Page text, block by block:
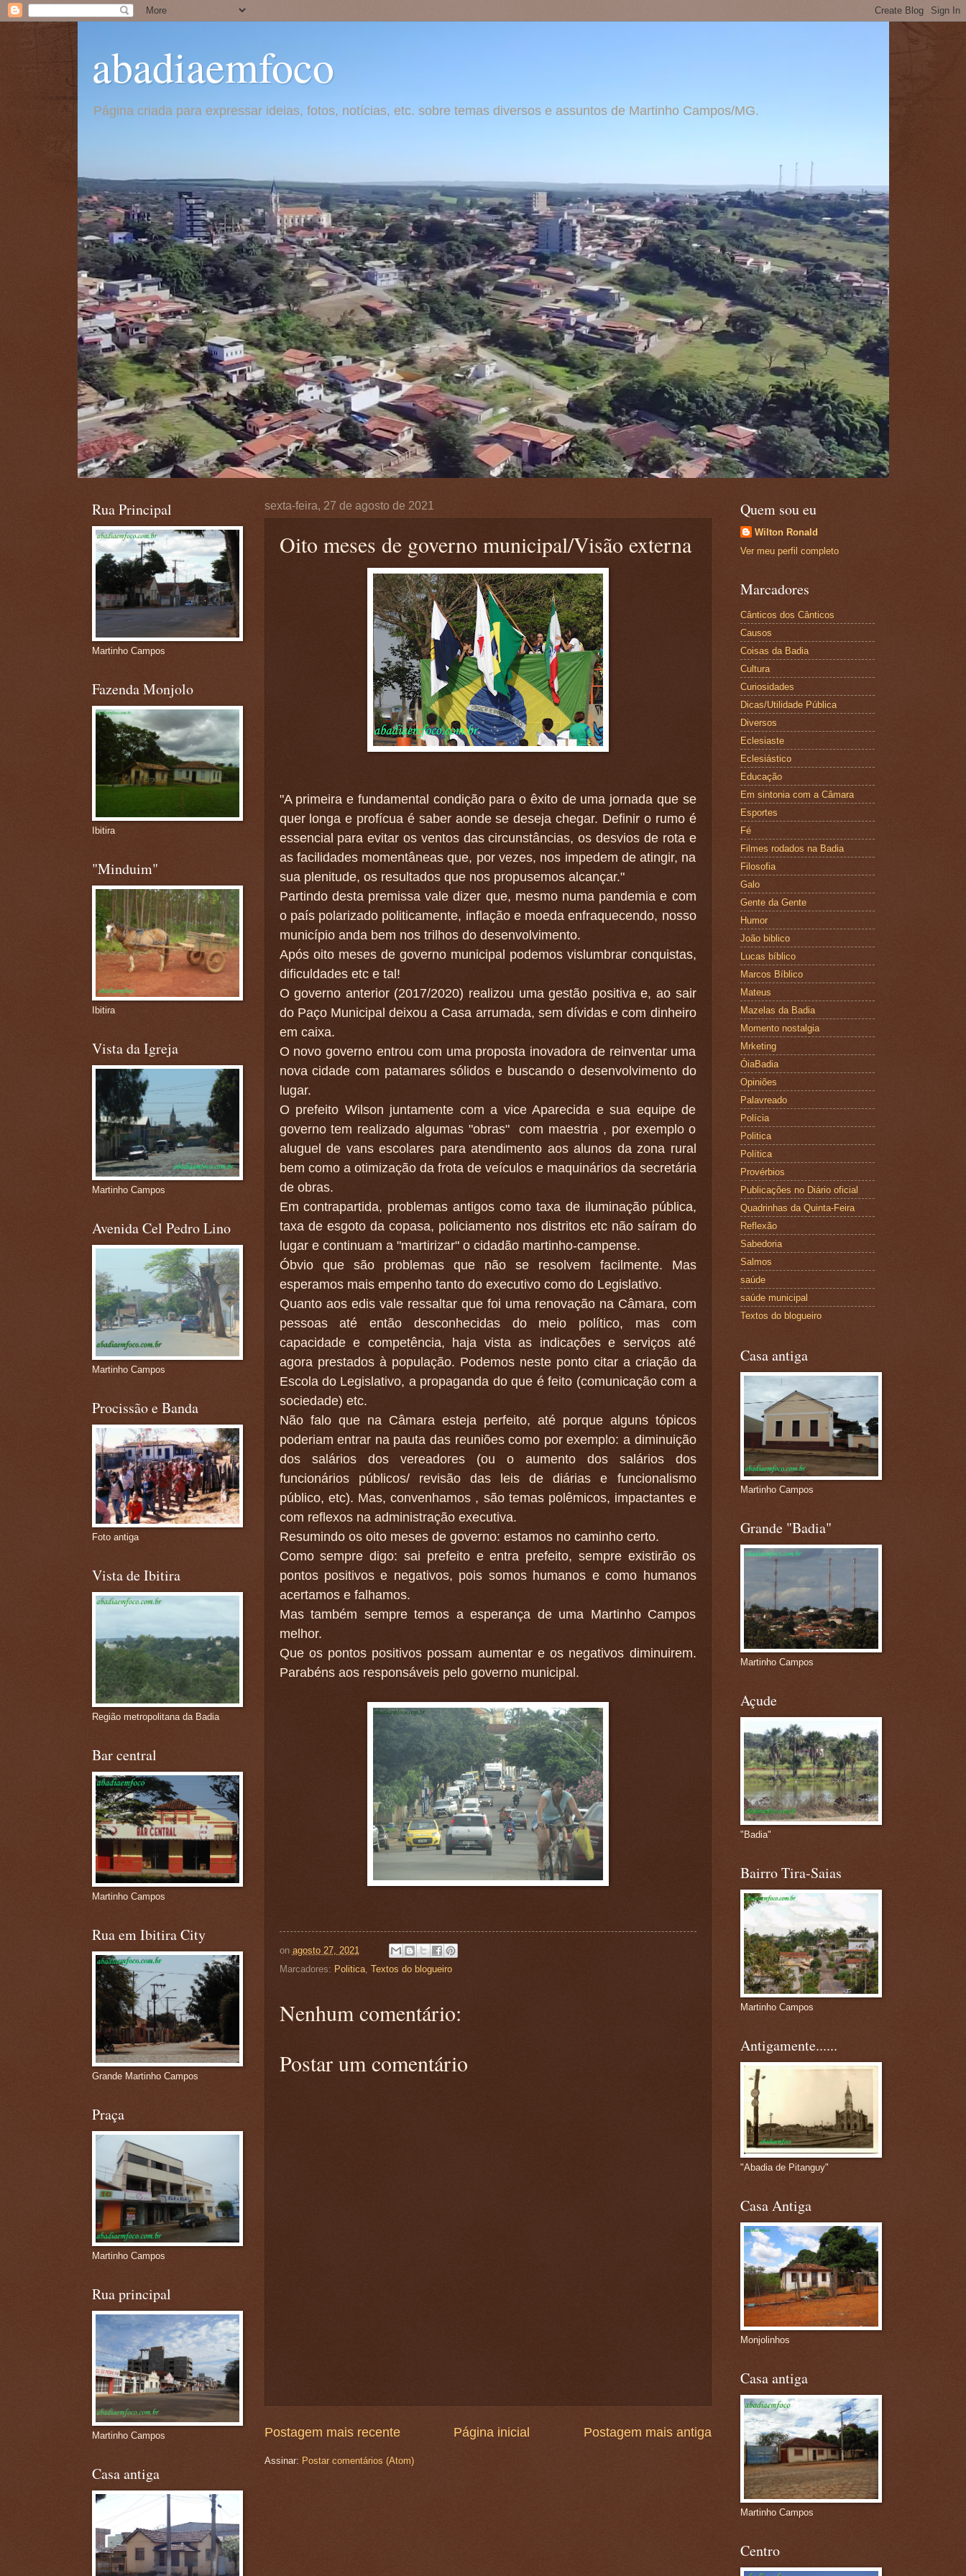
abadiaemfoco
Página criada para expressar ideias, fotos, notícias, etc. sobre temas diversos e assuntos de Martinho Campos/MG.
sexta-feira, 27 de agosto de 2021
Oito meses de governo municipal/Visão externa
"A primeira e fundamental condição para o êxito de uma jornada que se
quer longa e profícua é saber aonde se deseja chegar. Definir o rumo é
essencial para evitar os ventos das circunstâncias, os desvios de rota e
as facilidades momentâneas que, por vezes, nos impedem de atingir, na
sua plenitude, os resultados que nos propusemos alcançar."
Partindo desta premissa vale dizer que, mesmo numa pandemia e com
o país polarizado politicamente, inflação e moeda enfraquecendo, nosso
município anda bem nos trilhos do desenvolvimento.
Após oito meses de governo municipal podemos vislumbrar conquistas,
dificuldades etc e tal!
O governo anterior (2017/2020) realizou uma gestão positiva e, ao sair
do Paço Municipal deixou a Casa arrumada, sem dívidas e com dinheiro
em caixa.
O novo governo entrou com uma proposta inovadora de reinventar uma
nova cidade com patamares sólidos e buscando o desenvolvimento do
lugar.
O prefeito Wilson juntamente com a vice Aparecida e sua equipe de
governo tem realizado algumas "obras" com maestria , por exemplo o
aluguel de vans escolares para atendimento aos alunos da zona rural
bem como a otimização da frota de veículos e maquinários da secretária
de obras.
Em contrapartida, problemas antigos como taxa de iluminação pública,
taxa de esgoto da copasa, policiamento nos distritos etc não saíram do
lugar e continuam a "martirizar" o cidadão martinho-campense.
Óbvio que são problemas que não se resolvem facilmente. Mas
esperamos mais empenho tanto do executivo como do Legislativo.
Quanto aos edis vale ressaltar que foi uma renovação na Câmara, com
pessoas até então desconhecidas do meio político, mas com
capacidade e competência, haja vista as indicações e serviços até
agora prestados à população. Podemos neste ponto citar a criação da
Escola do Legislativo, a propaganda do que é feito (comunicação com a
sociedade) etc.
Não falo que na Câmara esteja perfeito, até porque alguns tópicos
poderiam entrar na pauta das reuniões como por exemplo: a diminuição
dos salários dos vereadores (ou o aumento dos salários dos
funcionários públicos/ revisão das leis de diárias e funcionalismo
público, etc). Mas, convenhamos , são temas polêmicos, impactantes e
com reflexos na administração executiva.
Resumindo os oito meses de governo: estamos no caminho certo.
Como sempre digo: sai prefeito e entra prefeito, sempre existirão os
pontos positivos e negativos, pois somos humanos e como humanos
acertamos e falhamos.
Mas também sempre temos a esperança de uma Martinho Campos
melhor.
Que os pontos positivos possam aumentar e os negativos diminuirem.
Parabéns aos responsáveis pelo governo municipal.
on agosto 27, 2021
Marcadores: Politica, Textos do blogueiro
Nenhum comentário:
Postar um comentário
Postagem mais recente Postagem mais antiga
Página inicial
Assinar: Postar comentários (Atom)
Rua Principal
Martinho Campos
Fazenda Monjolo
Ibitira
"Minduim"
Ibitira
Vista da Igreja
Martinho Campos
Avenida Cel Pedro Lino
Martinho Campos
Procissão e Banda
Foto antiga
Vista de Ibitira
Região metropolitana da Badia
Bar central
Martinho Campos
Rua em Ibitira City
Grande Martinho Campos
Praça
Martinho Campos
Rua principal
Martinho Campos
Casa antiga
Quem sou eu
Wilton Ronald
Ver meu perfil completo
Marcadores
Cânticos dos Cânticos
Causos
Coisas da Badia
Cultura
Curiosidades
Dicas/Utilidade Pública
Diversos
Eclesiaste
Eclesiástico
Educação
Em sintonia com a Câmara
Esportes
Fé
Filmes rodados na Badia
Filosofia
Galo
Gente da Gente
Humor
João biblico
Lucas bíblico
Marcos Bíblico
Mateus
Mazelas da Badia
Momento nostalgia
Mrketing
ÓiaBadia
Opiniões
Palavreado
Polícia
Politica
Política
Provérbios
Publicações no Diário oficial
Quadrinhas da Quinta-Feira
Reflexão
Sabedoria
Salmos
saúde
saúde municipal
Textos do blogueiro
Casa antiga
Martinho Campos
Grande "Badia"
Martinho Campos
Açude
"Badia"
Bairro Tira-Saias
Martinho Campos
Antigamente......
"Abadia de Pitanguy"
Casa Antiga
Monjolinhos
Casa antiga
Martinho Campos
Centro